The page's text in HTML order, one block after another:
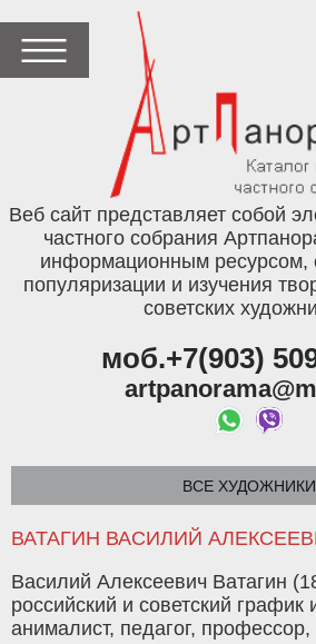
Веб сайт представляет собой
частного собрания
информационным ресурсом,
популяризации и изучения
советских
моб.+7(903)
ВСЕ ХУДОЖНИКИ
ВАТАГИН ВАСИЛИЙ
Василий Алексеевич Ватагин
российский и советский график
анималист, педагог,